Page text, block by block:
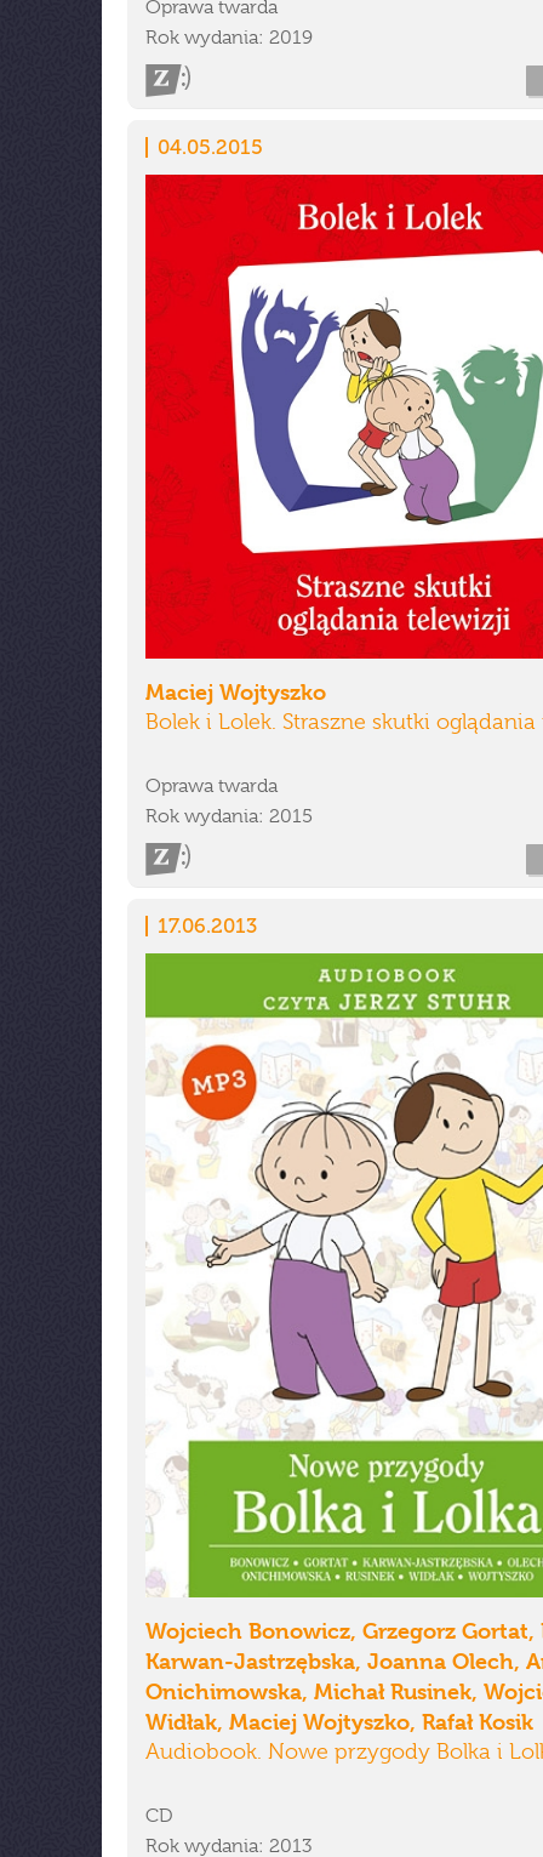
Oprawa twarda
Rok wydania: 2019
04.05.2015
Maciej Wojtyszko
Bolek i Lolek. Straszne skutki
Oprawa twarda
Rok wydania: 2015
17.06.2013
Wojciech Bonowicz, Grzegorz Gortat,
Karwan-Jastrzębska, Joanna Olech,
Onichimowska, Michał Rusinek,
Widłak, Maciej Wojtyszko, Rafał Kosik
Audiobook. Nowe przygody Bolka i
CD
Rok wydania: 2013